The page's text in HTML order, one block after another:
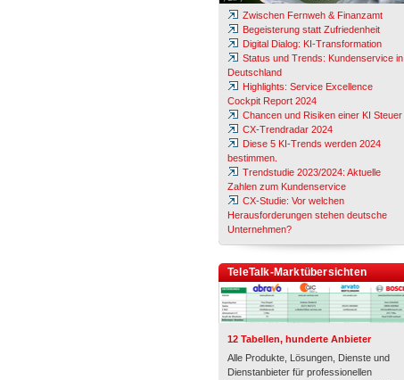
Zwischen Fernweh & Finanzamt
Begeisterung statt Zufriedenheit
Digital Dialog: KI-Transformation
Status und Trends: Kundenservice in
Deutschland
Highlights: Service Excellence
Cockpit Report 2024
Chancen und Risiken einer KI Steuer
CX-Trendradar 2024
Diese 5 KI-Trends werden 2024
bestimmen.
Trendstudie 2023/2024: Aktuelle
Zahlen zum Kundenservice
CX-Studie: Vor welchen
Herausforderungen stehen deutsche
Unternehmen?
TeleTalk-Marktübersichten
12 Tabellen, hunderte Anbieter
Alle Produkte, Lösungen, Dienste und
Dienstanbieter für professionellen